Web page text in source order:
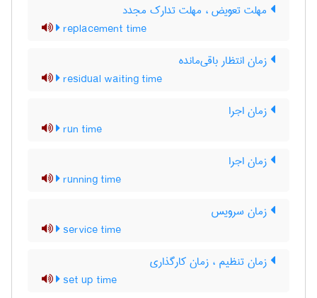
مهلت تعویض ، مهلت تدارک مجدد
replacement time
زمان انتظار باقی‌مانده
residual waiting time
زمان اجرا
run time
زمان اجرا
running time
زمان سرویس
service time
زمان تنظیم ، زمان کارگذاری
set up time